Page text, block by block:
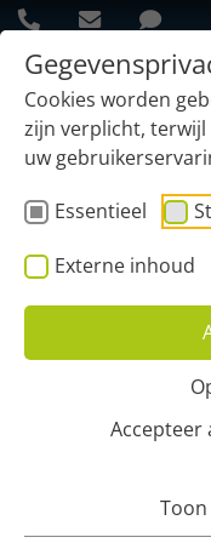
Cookies worden
zijn verplicht,
uw
Essentieel
Externe inhoud
Accepteer
DIGITALE